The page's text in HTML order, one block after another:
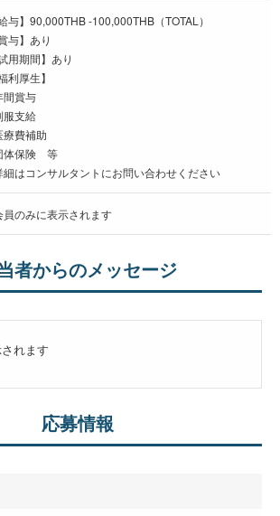
給与】90,000THB -100,000THB（TOTAL）
与】あり
試用期間】あり
利厚生】
間賞与
服支給
療費補助
体保険 等
細はコンサルタントにお問い合わせください
員のみに表示されます
者からのメッセージ
れます
応募情報